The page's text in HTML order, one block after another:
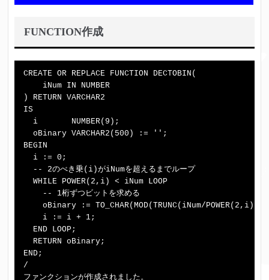
FUNCTION作成
CREATE OR REPLACE FUNCTION DECTOBIN(
    iNum IN NUMBER
) RETURN VARCHAR2
IS
  i       NUMBER(9);
  oBinary VARCHAR2(500) := '';
BEGIN
  i := 0;
  -- 2のべき乗(i)がiNumを超えるまでループ
  WHILE POWER(2,i) < iNum LOOP
    -- 1桁ずつビットを求める
oBinary := TO_CHAR(MOD(TRUNC(iNum/
    i := i + 1;
  END LOOP;
  RETURN oBinary;
END;
/